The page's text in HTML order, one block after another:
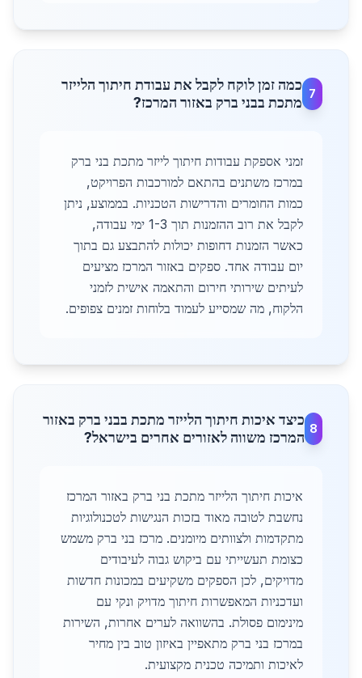
7
כמה זמן לוקח לקבל את עבודת חיתוך הלייזר
מתכת בבני ברק באזור המרכז?
זמני אספקת עבודות חיתוך לייזר מתכת בני ברק
במרכז משתנים בהתאם למורכבות הפרויקט,
כמות החומרים והדרישות הטכניות. בממוצע, ניתן
לקבל את רוב ההזמנות תוך 1-3 ימי עבודה,
כאשר הזמנות דחופות יכולות להתבצע גם בתוך
יום עבודה אחד. ספקים באזור המרכז מציעים
לעיתים שירותי חירום והתאמה אישית לזמני
הלקוח, מה שמסייע לעמוד בלוחות זמנים צפופים.
8
כיצד איכות חיתוך הלייזר מתכת בבני ברק באזור
המרכז משווה לאזורים אחרים בישראל?
איכות חיתוך הלייזר מתכת בני ברק באזור המרכז
נחשבת לטובה מאוד בזכות הנגישות לטכנולוגיות
מתקדמות ולצוותים מיומנים. מרכז בני ברק משמש
כצומת תעשייתי עם ביקוש גבוה לעיבודים
מדויקים, לכן הספקים משקיעים במכונות חדשות
ועדכניות המאפשרות חיתוך מדויק ונקי עם
מינימום פסולת. בהשוואה לערים אחרות, השירות
במרכז בני ברק מתאפיין באיזון טוב בין מחיר
לאיכות ותמיכה טכנית מקצועית.